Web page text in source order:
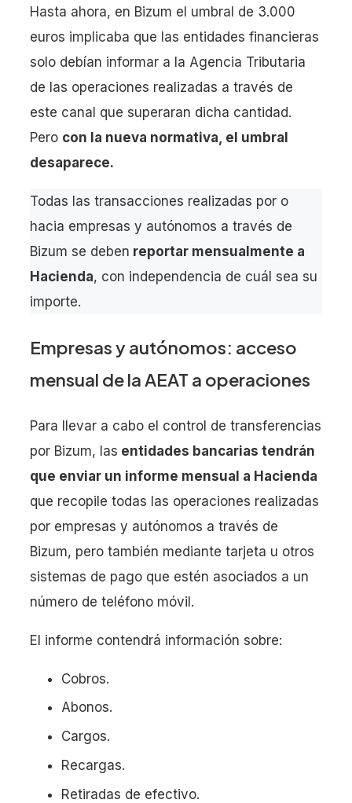
Hasta ahora, en Bizum el umbral de 3.000
euros implicaba que las entidades financieras
solo debían informar a la Agencia Tributaria
de las operaciones realizadas a través de
este canal que superaran dicha cantidad.
Pero con la nueva normativa, el umbral
desaparece.
Todas las transacciones realizadas por o
hacia empresas y autónomos a través de
Bizum se deben reportar mensualmente a
Hacienda, con independencia de cuál sea su
importe.
Empresas y autónomos: acceso
mensual de la AEAT a operaciones
Para llevar a cabo el control de transferencias
por Bizum, las entidades bancarias tendrán
que enviar un informe mensual a Hacienda
que recopile todas las operaciones realizadas
por empresas y autónomos a través de
Bizum, pero también mediante tarjeta u otros
sistemas de pago que estén asociados a un
número de teléfono móvil.
El informe contendrá información sobre:
Cobros.
Abonos.
Cargos.
Recargas.
Retiradas de efectivo.